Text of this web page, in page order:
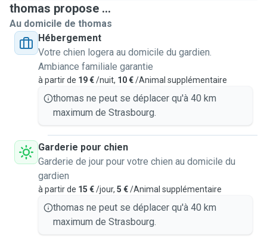
m’occupais régulièrement. Je rends aussi souvent visite à
mes amis et à ma copine, qui ont des chiens et des chats,
que je promène, caresse, et nourris avec plaisir. J’ai déjà eu
l’occasion de faire plusieurs gardes à domicile, en
m’occupant de chats, chiens, lapins et même de poules.
Ces expériences m’ont permis de gagner en autonomie et
en confiance avec des animaux très différents.
Pour répondre précisément aux critères de qualité du
support Pawshake, voici les détails de mon organisation :
🐾 À MON DOMICILE (Pension & Garderie de jour)
Routine & Présence :Je suis en alternance, mais vivant
avec ma copine, nous sommes très souvent à
l'appartement, notamment tous les midis et à partir de 17h
thomas propose ...
Au domicile de thomas
Hébergement
Votre chien logera au domicile du gardien.
Ambiance familiale garantie
à partir de 19 €/nuit, 10 €/Animal supplémentaire
thomas ne peut se déplacer qu'à 40 km
maximum de Strasbourg.
Garderie pour chien
Garderie de jour pour votre chien au domicile du
gardien
à partir de 15 €/jour, 5 €/Animal supplémentaire
thomas ne peut se déplacer qu'à 40 km
maximum de Strasbourg.